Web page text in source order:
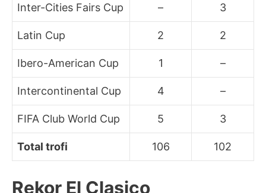
Inter-Cities Fairs Cup – 3
Latin Cup 2 2
Ibero-American Cup 1 –
Intercontinental Cup 4 –
FIFA Club World Cup 5 3
Total trofi 106 102
Rekor El Clasico